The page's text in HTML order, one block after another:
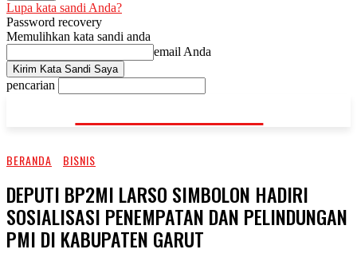
Lupa kata sandi Anda?
Password recovery
Memulihkan kata sandi anda
email Anda
pencarian
KORAN-FAKTA.ID
BERANDA BISNIS
DEPUTI BP2MI LARSO SIMBOLON HADIRI
SOSIALISASI PENEMPATAN DAN PELINDUNGAN
PMI DI KABUPATEN GARUT